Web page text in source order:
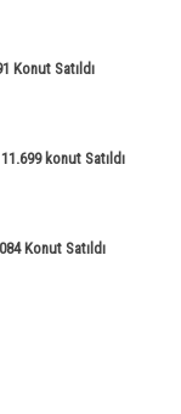
Konut Satıldı
konut Satıldı
Konut Satıldı